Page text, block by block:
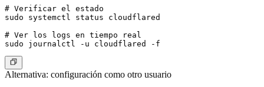
# Verificar el estado
sudo systemctl status cloudflared
# Ver los logs en tiempo real
Alternativa: configuración como otro usuario